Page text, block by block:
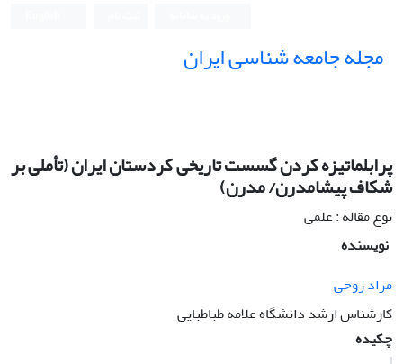
مجله جامعه شناسی ایران
پرابلماتیزه کردن گسست تاریخی کردستان ایران (تأملی بر
شکاف پیشامدرن/ مدرن)
نوع مقاله : علمی
نویسنده
مراد روحی
کارشناس ارشد دانشگاه علامه طباطبایی
چکیده